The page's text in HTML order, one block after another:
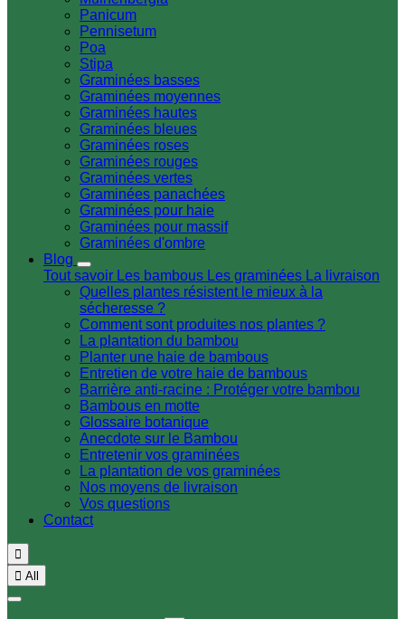
Panicum
Pennisetum
Poa
Stipa
Graminées basses
Graminées moyennes
Graminées hautes
Graminées bleues
Graminées roses
Graminées rouges
Graminées vertes
Graminées panachées
Graminées pour haie
Graminées pour massif
Graminées d'ombre
Blog
Tout savoir Les bambous Les graminées La livraison
Quelles plantes résistent le mieux à la
sécheresse ?
Comment sont produites nos plantes ?
La plantation du bambou
Planter une haie de bambous
Entretien de votre haie de bambous
Barrière anti-racine : Protéger votre bambou
Bambous en motte
Glossaire botanique
Anecdote sur le Bambou
Entretenir vos graminées
La plantation de vos graminées
Nos moyens de livraison
Vos questions
Contact

 All